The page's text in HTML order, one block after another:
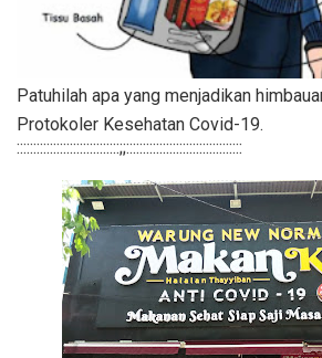
Patuhilah apa yang menjadikan
Protokoler Kesehatan Covid-19.
:::::::::::::::::::::::::::::::;;:::::::::::::::::::::::::::::::::::